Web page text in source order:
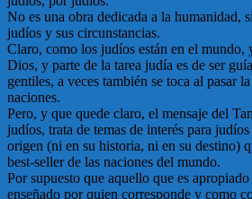
No es una obra dedicada a la humanidad,
judíos y sus circunstancias.
Claro, como los judíos están en el mundo,
Dios, y parte de la tarea judía es de ser
gentiles, a veces también se toca al pasar
naciones.
Pero, y que quede claro, el mensaje del
judíos, trata de temas de interés para
origen (ni en su historia, ni en su destino)
best-seller de las naciones del mundo.
Por supuesto que aquello que es
enseñado por quien corresponde y como